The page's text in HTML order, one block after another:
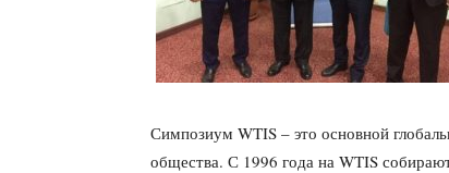
Симпозиум WTIS – это основной
общества. С 1996 года на WTIS